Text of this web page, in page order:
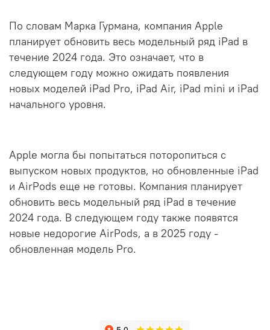
По словам Марка Гурмана, компания Apple
планирует обновить весь модельный ряд iPad в
течение 2024 года. Это означает, что в
следующем году можно ожидать появления
новых моделей iPad Pro, iPad Air, iPad mini и iPad
начального уровня.
Apple могла бы попытаться поторопиться с
выпуском новых продуктов, но обновленные iPad
и AirPods еще не готовы. Компания планирует
обновить весь модельный ряд iPad в течение
2024 года. В следующем году также появятся
новые недорогие AirPods, а в 2025 году -
обновленная модель Pro.